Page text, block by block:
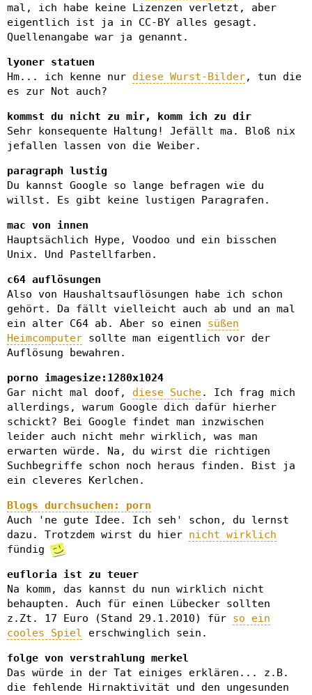
mal, ich habe keine Lizenzen verletzt, aber
eigentlich ist ja in CC-BY alles gesagt.
Quellenangabe war ja genannt.
lyoner statuen
Hm... ich kenne nur diese Wurst-Bilder, tun die
es zur Not auch?
kommst du nicht zu mir, komm ich zu dir
Sehr konsequente Haltung! Jefällt ma. Bloß nix
jefallen lassen von die Weiber.
paragraph lustig
Du kannst Google so lange befragen wie du
willst. Es gibt keine lustigen Paragrafen.
mac von innen
Hauptsächlich Hype, Voodoo und ein bisschen
Unix. Und Pastellfarben.
c64 auflösungen
Also von Haushaltsauflösungen habe ich schon
gehört. Da fällt vielleicht auch ab und an mal
ein alter C64 ab. Aber so einen süßen
Heimcomputer sollte man eigentlich vor der
Auflösung bewahren.
porno imagesize:1280x1024
Gar nicht mal doof, diese Suche. Ich frag mich
allerdings, warum Google dich dafür hierher
schickt? Bei Google findet man inzwischen
leider auch nicht mehr wirklich, was man
erwarten würde. Na, du wirst die richtigen
Suchbegriffe schon noch heraus finden. Bist ja
ein cleveres Kerlchen.
Blogs durchsuchen: porn
Auch 'ne gute Idee. Ich seh' schon, du lernst
dazu. Trotzdem wirst du hier nicht wirklich
fündig
eufloria ist zu teuer
Na komm, das kannst du nun wirklich nicht
behaupten. Auch für einen Lübecker sollten
z.Zt. 17 Euro (Stand 29.1.2010) für so ein
cooles Spiel erschwinglich sein.
folge von verstrahlung merkel
Das würde in der Tat einiges erklären... z.B.
die fehlende Hirnaktivität und den ungesunden